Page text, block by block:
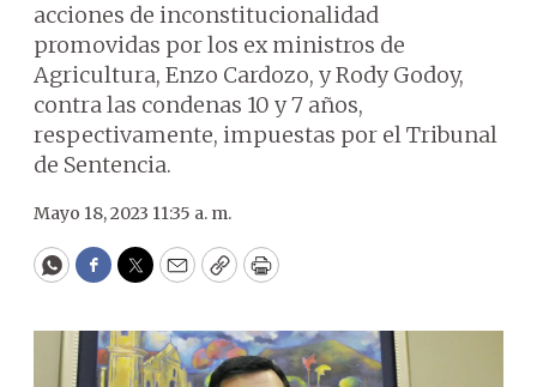
acciones de inconstitucionalidad
promovidas por los ex ministros de
Agricultura, Enzo Cardozo, y Rody Godoy,
contra las condenas 10 y 7 años,
respectivamente, impuestas por el Tribunal
de Sentencia.
Mayo 18, 2023 11:35 a. m.
WhatsApp
Facebook
Twitter
EmailCopyPrint